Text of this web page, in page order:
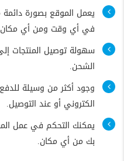
يعمل الموقع بصورة
في أي وقت ومن أي
سهولة توصيل المنتجات
الشحن.
وجود أكثر من وسيلة
الكتروني أو عند التوصيل.
يمكنك التحكم في عمل
بك من أي مكان.